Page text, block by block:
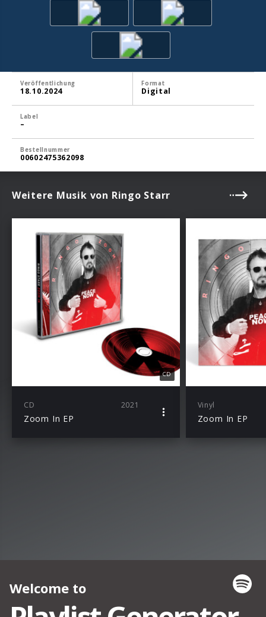
Veröffentlichung
18.10.2024
Format
Digital
Label
–
Bestellnummer
00602475362098
Weitere Musik von Ringo Starr
CD
CD 2021
Zoom In EP
Vinyl
Zoom In EP